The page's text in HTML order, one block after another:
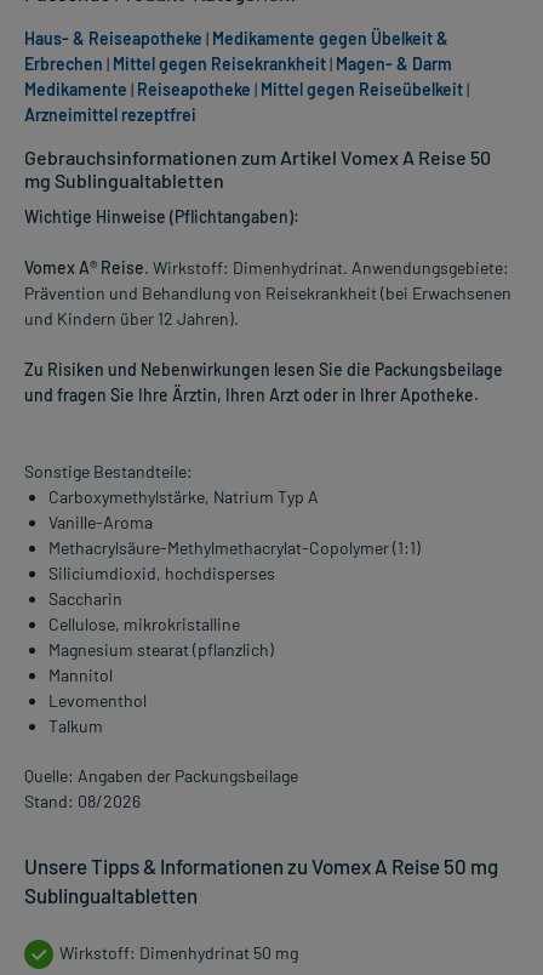
Gebrauchsinformationen zum Artikel Vomex A Reise 50
mg Sublingualtabletten
Wichtige Hinweise (Pflichtangaben):
Vomex A® Reise. Wirkstoff: Dimenhydrinat. Anwendungsgebiete:
Prävention und Behandlung von Reisekrankheit (bei Erwachsenen
und Kindern über 12 Jahren).
Zu Risiken und Nebenwirkungen lesen Sie die Packungsbeilage
und fragen Sie Ihre Ärztin, Ihren Arzt oder in Ihrer Apotheke.
Sonstige Bestandteile:
Carboxymethylstärke, Natrium Typ A
Vanille-Aroma
Methacrylsäure-Methylmethacrylat-Copolymer (1:1)
Siliciumdioxid, hochdisperses
Saccharin
Cellulose, mikrokristalline
Magnesium stearat (pflanzlich)
Mannitol
Levomenthol
Talkum
Quelle: Angaben der Packungsbeilage
Stand: 08/2026
Unsere Tipps & Informationen zu Vomex A Reise 50 mg
Sublingualtabletten
Wirkstoff: Dimenhydrinat 50 mg
Haus- & Reiseapotheke | Medikamente gegen Übelkeit &
Erbrechen | Mittel gegen Reisekrankheit| Magen- & Darm
Medikamente | Reiseapotheke | Mittel gegen Reiseübelkeit|
Arzneimittel rezeptfrei